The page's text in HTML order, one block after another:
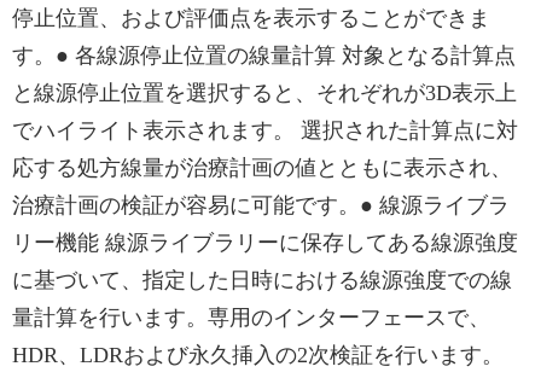
停止位置、および評価点を表示することができま
す。● 各線源停止位置の線量計算 対象となる計算点
と線源停止位置を選択すると、それぞれが3D表示上
でハイライト表示されます。 選択された計算点に対
応する処方線量が治療計画の値とともに表示され、
治療計画の検証が容易に可能です。● 線源ライブラ
リー機能 線源ライブラリーに保存してある線源強度
に基づいて、指定した日時における線源強度での線
量計算を行います。専用のインターフェースで、
HDR、LDRおよび永久挿入の2次検証を行います。